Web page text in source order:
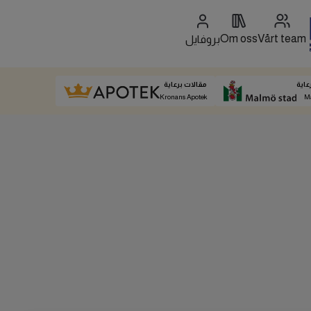
Vårt team
Om ossبروفايل
مقالات برعاية
Kronans Apotek